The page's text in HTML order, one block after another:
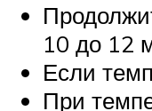
10 до 12
Если
При